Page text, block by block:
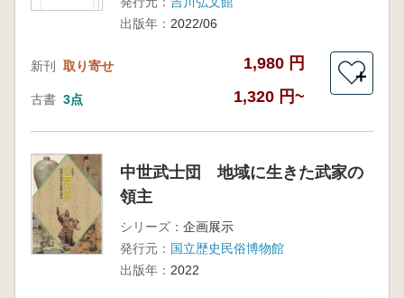
出版年： 2022/06
新刊 取り寄せ 1,980 円
古書 3点 1,320 円~
＋
中世武士団 地域に生きた武家の
領主
シリーズ： 企画展示
発行元： 国立歴史民俗博物館
出版年： 2022